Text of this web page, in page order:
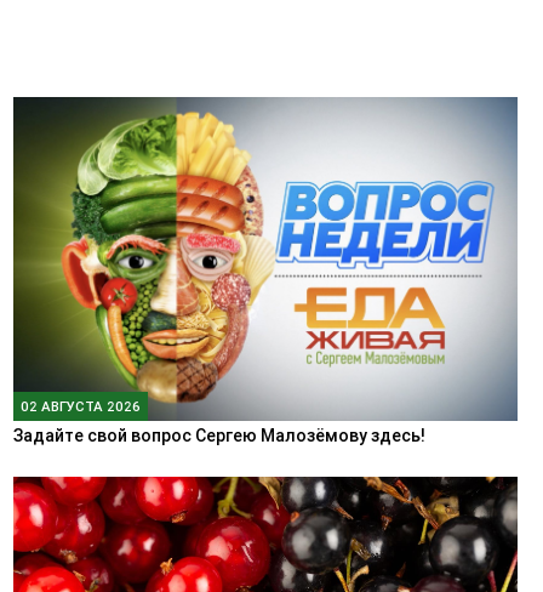
02 АВГУСТА 2026
Задайте свой вопрос Сергею Малозёмову здесь!